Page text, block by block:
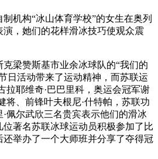
机构“冰山体育学校”的女生在奥列
，她们的花样滑冰技巧使观众震
梁赞斯基市业余冰球队的“我们的
日活动带来了运动精神，而苏联运
拉耶维奇·巴巴里科，奥运会冠军谢
将、前锋叶夫根尼·什特帕，苏联功
佩尔武欣三名贵宾表示他们的滑冰
著名苏联冰球运动员积极参加了比
举办了一个大师班并分享了夺得冠